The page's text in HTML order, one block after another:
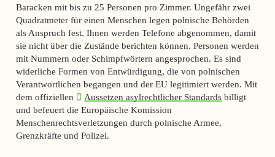
Baracken mit bis zu 25 Personen pro Zimmer. Ungefähr zwei
Quadratmeter für einen Menschen legen polnische Behörden
als Anspruch fest. Ihnen werden Telefone abgenommen, damit
sie nicht über die Zustände berichten können. Personen werden
mit Nummern oder Schimpfwörtern angesprochen. Es sind
widerliche Formen von Entwürdigung, die von polnischen
Verantwortlichen begangen und der EU legitimiert werden. Mit
dem offiziellen
Aussetzen asylrechtlicher Standards billigt
und befeuert die Europäische Komission
Menschenrechtsverletzungen durch polnische Armee,
Grenzkräfte und Polizei.